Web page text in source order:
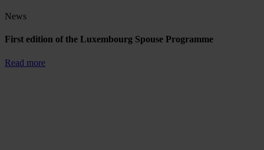
News
First edition of the Luxembourg Spouse Programme
Read more